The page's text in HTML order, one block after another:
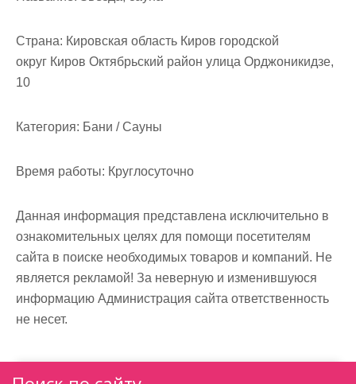
Страна: Кировская область Киров городской
округ Киров Октябрьский район улица Орджоникидзе,
10
Категория: Бани / Сауны
Время работы: Круглосуточно
Данная информация представлена исключительно в
ознакомительных целях для помощи посетителям
сайта в поиске необходимых товаров и компаний. Не
является рекламой! За неверную и изменившуюся
информацию Администрация сайта ответственность
не несет.